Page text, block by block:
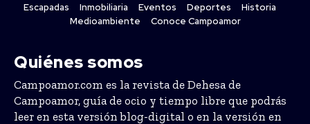
Escapadas
Inmobiliaria Eventos Deportes
Historia
Medioambiente
Conoce Campoamor
Quiénes somos
Campoamor.com es la revista de Dehesa de
Campoamor, guía de ocio y tiempo libre que podrás
leer en esta versión blog-digital o en la versión en